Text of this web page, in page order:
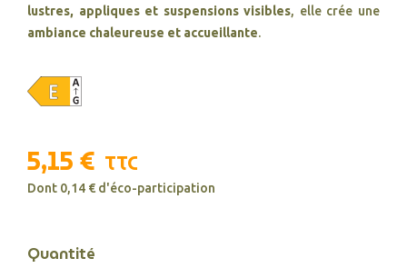
lustres, appliques et suspensions visibles, elle crée une
ambiance chaleureuse et accueillante.
5,15 € TTC
Dont 0,14 € d'éco-participation
Quantité